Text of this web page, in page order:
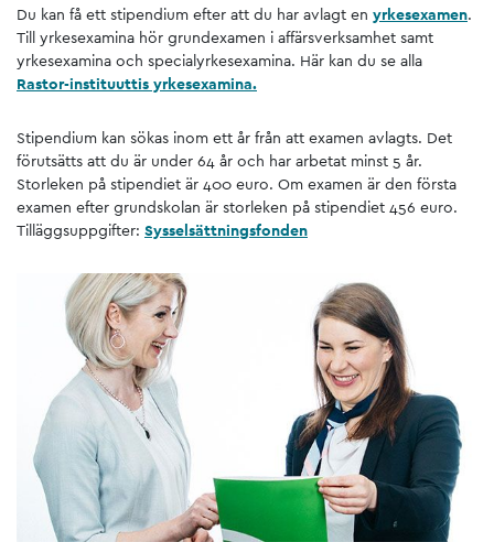
Du kan få ett stipendium efter att du har avlagt en yrkesexamen.
Till yrkesexamina hör grundexamen i affärsverksamhet samt
yrkesexamina och specialyrkesexamina. Här kan du se alla
Rastor-instituuttis yrkesexamina.
Stipendium kan sökas inom ett år från att examen avlagts. Det
förutsätts att du är under 64 år och har arbetat minst 5 år.
Storleken på stipendiet är 400 euro. Om examen är den första
examen efter grundskolan är storleken på stipendiet 456 euro.
Tilläggsuppgifter: Sysselsättningsfonden